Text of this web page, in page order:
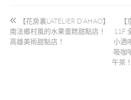
文
章
導
【花房裏L’ATELIER D’AHAO】
南法鄉村風的水果蛋糕甜點店！
高雄美術甜點店！
11F
小酒
吸咖
午茶